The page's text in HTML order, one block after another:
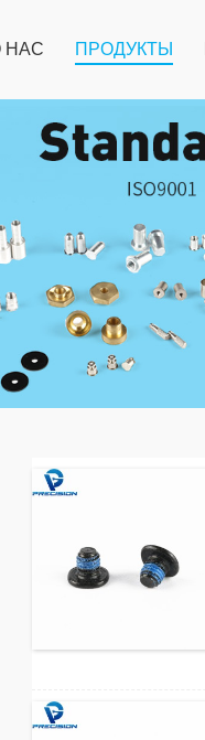
НАС ПРОДУКТЫ